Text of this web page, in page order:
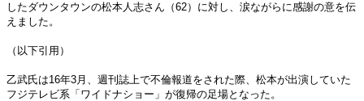
したダウンタウンの松本人志さん（62）に対し、涙ながらに感謝の意を伝
えました。
（以下引用）
乙武氏は16年3月、週刊誌上で不倫報道をされた際、松本が出演していた
フジテレビ系「ワイドナショー」が復帰の足場となった。